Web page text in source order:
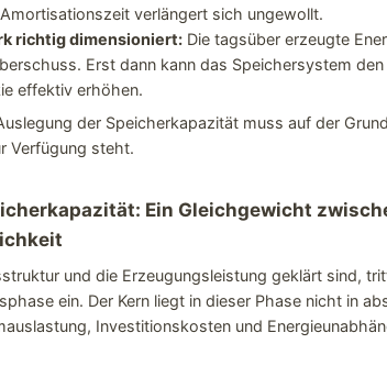
verlängert sich ungewollt.
richtig dimensioniert:Die tagsüber erzeugte
Erst dann kann das Speichersystem
effektiv erhöhen.
der Speicherkapazität muss auf der
Verfügung steht.
Ein Gleichgewicht
und die Erzeugungsleistung geklärt sind,
ein. Der Kern liegt in dieser Phase nicht in
Investitionskosten und